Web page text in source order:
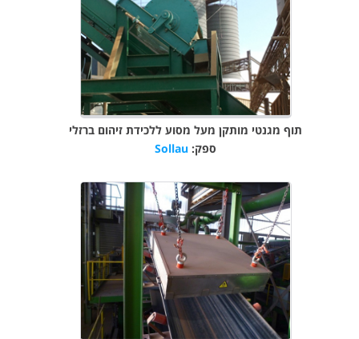
תוף מגנטי מותקן מעל מסוע ללכידת זיהום ברזלי
ספק: Sollau